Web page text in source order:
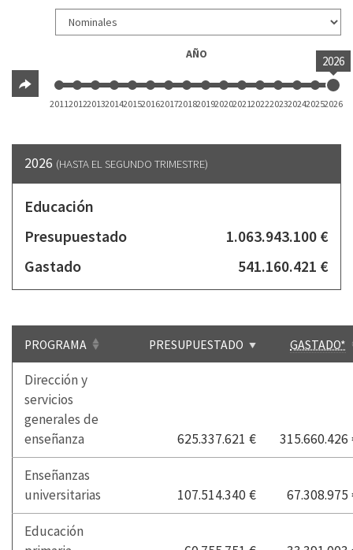
AÑO 2026
2011201220132014201520162017201820192020202120222023202420252026
2026 (HASTA EL SEGUNDO TRIMESTRE)
Educación
Presupuestado
1.063.943.100 €
Gastado
541.160.421 €
PROGRAMA PRESUPUESTADO GASTADO*
Dirección y
servicios
generales de
enseñanza
625.337.621 € 315.660.426
Enseñanzas
universitarias
107.514.340 € 67.308.975
Educación